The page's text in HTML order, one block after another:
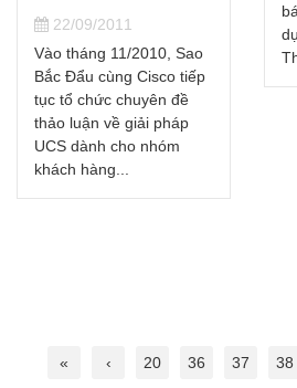
22/09/2011
Vào tháng 11/2010, Sao
Bắc Đẩu cùng Cisco tiếp
tục tổ chức chuyên đề
thảo luận về giải pháp
UCS dành cho nhóm
khách hàng...
« ‹ 20 36 37 38